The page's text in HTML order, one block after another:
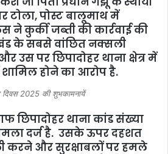
टोला, पोस्ट बालूमाथ में
ने कुर्की जब्‍ती की कार्रवाई की
के सबसे वांछित नक्सली
उस पर छिपादोहर थाना क्षेत्र में
होने का आरोप है.
दिवस 2025 की शुभकामनायें
थाना कांड संख्या
दर्ज है. उसके ऊपर दहशत
और सुरक्षाबलों पर हमले